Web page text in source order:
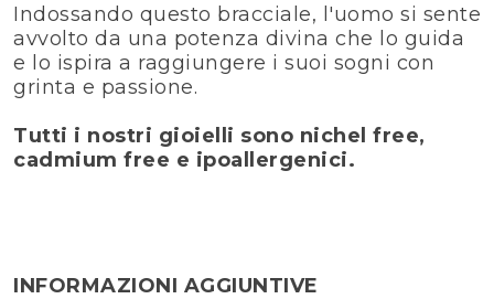
Indossando questo bracciale, l'uomo si sente
avvolto da una potenza divina che lo guida
e lo ispira a raggiungere i suoi sogni con
grinta e passione.
Tutti i nostri gioielli sono nichel free,
cadmium free e ipoallergenici.
INFORMAZIONI AGGIUNTIVE